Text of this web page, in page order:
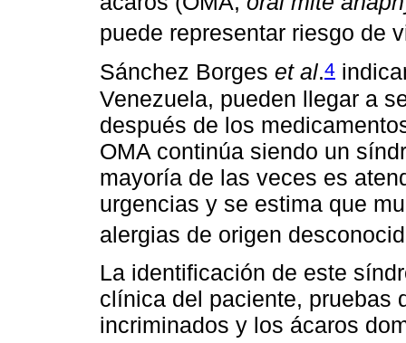
puede representar riesgo de
Sánchez Borges et al.4
Venezuela, pueden llegar a
después de los
OMA continúa siendo un
mayoría de las veces es
urgencias y se estima que
alergias de origen
La identificación de este
clínica del paciente, pruebas
incriminados y los ácaros